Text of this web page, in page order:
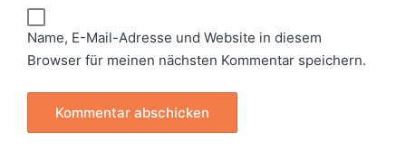
Name, E-Mail-Adresse und Website in diesem
Browser für meinen nächsten Kommentar speichern.